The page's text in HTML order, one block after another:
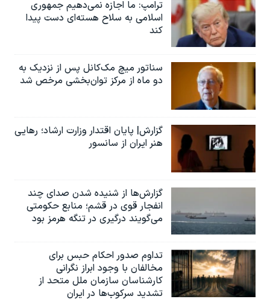
ترامپ: ما اجازه نمی‌دهیم جمهوری
اسلامی به سلاح هسته‌ای دست پیدا
کند
سناتور میچ مک‌کانل پس از نزدیک به
دو ماه از مرکز توان‌بخشی مرخص شد
گزارش| پایان اقتدار وزارت ارشاد؛ رهایی
هنر ایران از سانسور
گزارش‌ها از شنیده شدن صدای چند
انفجار قوی در قشم؛ منابع حکومتی
می‌گویند درگیری در تنگه هرمز بود
تداوم صدور احکام حبس برای
مخالفان با وجود ابراز نگرانی
کارشناسان سازمان ملل متحد از
تشدید سرکوب‌ها در ایران